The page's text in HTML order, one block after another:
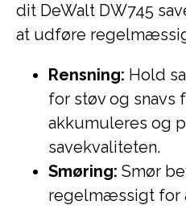
dit DeWalt DW745
at udføre
Rensning: Hold
for støv og snavs
akkumuleres og
savekvaliteten.
Smøring: Smør
regelmæssigt for